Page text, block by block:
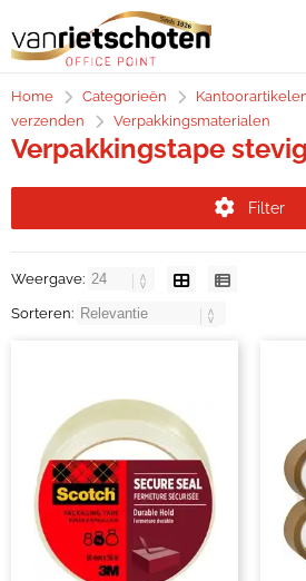
Home Categorieën
verzenden
Verpakkingsmaterialen
Verpakkingstape stevig
Filter
Weergave:
Sorteren: